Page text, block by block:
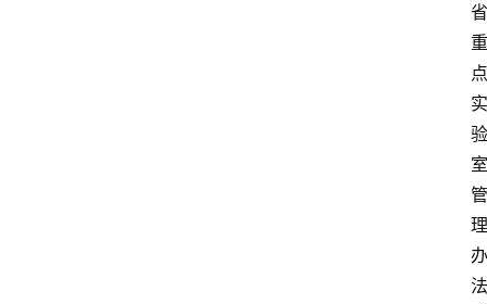
省
重
点
实
验
室
管
理
办
法